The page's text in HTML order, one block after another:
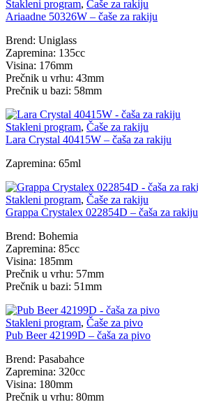
Stakleni program, Čaše za rakiju
Ariaadne 50326W – čaše za rakiju
Brend: Uniglass
Zapremina: 135cc
Visina: 176mm
Prečnik u vrhu: 43mm
Prečnik u bazi: 58mm
Stakleni program, Čaše za rakiju
Lara Crystal 40415W – čaša za rakiju
Zapremina: 65ml
Stakleni program, Čaše za rakiju
Grappa Crystalex 022854D – čaša za rakiju
Brend: Bohemia
Zapremina: 85cc
Visina: 185mm
Prečnik u vrhu: 57mm
Prečnik u bazi: 51mm
Stakleni program, Čaše za pivo
Pub Beer 42199D – čaša za pivo
Brend: Pasabahce
Zapremina: 320cc
Visina: 180mm
Prečnik u vrhu: 80mm